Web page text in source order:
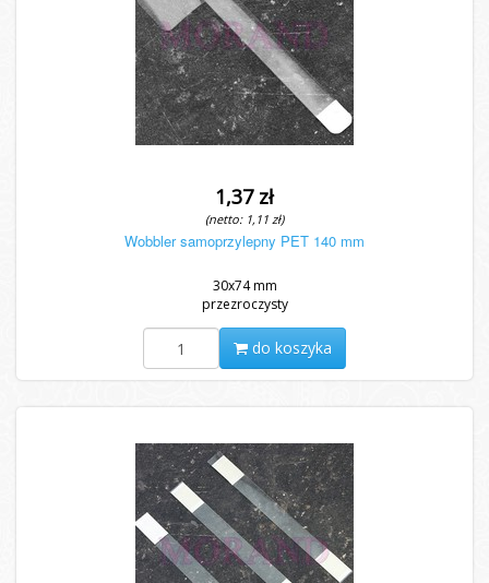
1,37 zł
(netto: 1,11 zł)
Wobbler samoprzylepny PET 140 mm
30x74 mm
przezroczysty
do koszyka